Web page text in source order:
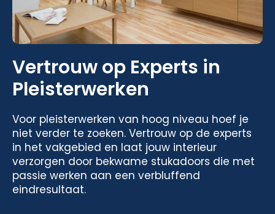
Vertrouw op Experts in
Pleisterwerken
Voor pleisterwerken van hoog niveau hoef je
niet verder te zoeken. Vertrouw op de experts
in het vakgebied en laat jouw interieur
verzorgen door bekwame stukadoors die met
passie werken aan een verbluffend
eindresultaat.